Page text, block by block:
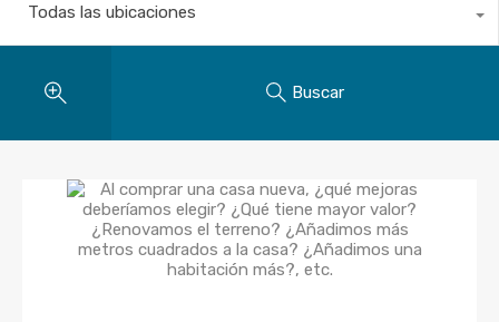
Todas las ubicaciones
Buscar